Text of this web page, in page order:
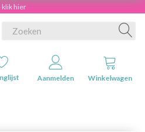
klik hier
Aanmelden Winkelwagen